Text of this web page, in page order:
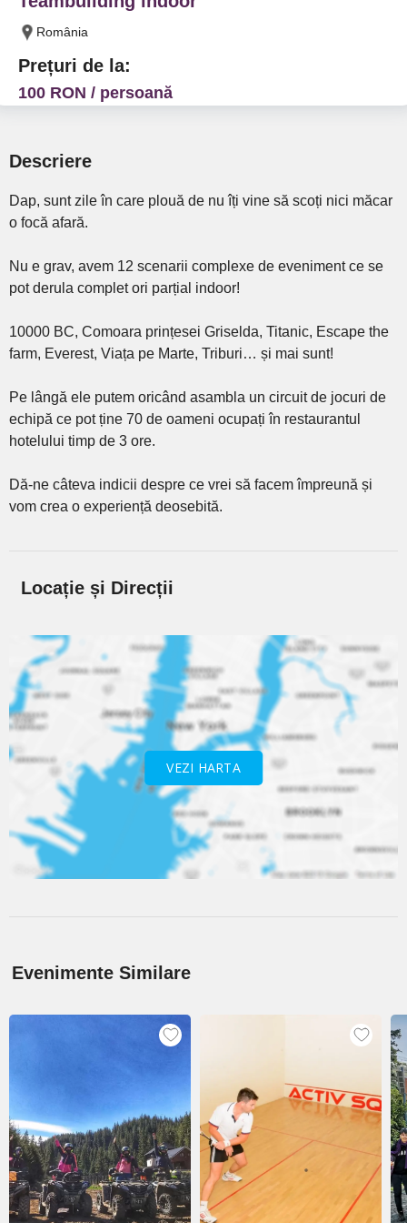
România
Prețuri de la:
100 RON / persoană
Descriere
Dap, sunt zile în care plouă de nu îți vine să scoți nici măcar
o focă afară.
Nu e grav, avem 12 scenarii complexe de eveniment ce se
pot derula complet ori parțial indoor!
10000 BC, Comoara prințesei Griselda, Titanic, Escape the
farm, Everest, Viața pe Marte, Triburi… și mai sunt!
Pe lângă ele putem oricând asambla un circuit de jocuri de
echipă ce pot ține 70 de oameni ocupați în restaurantul
hotelului timp de 3 ore.
Dă-ne câteva indicii despre ce vrei să facem împreună și
vom crea o experiență deosebită.
Locație și Direcții
VEZI HARTA
Evenimente Similare